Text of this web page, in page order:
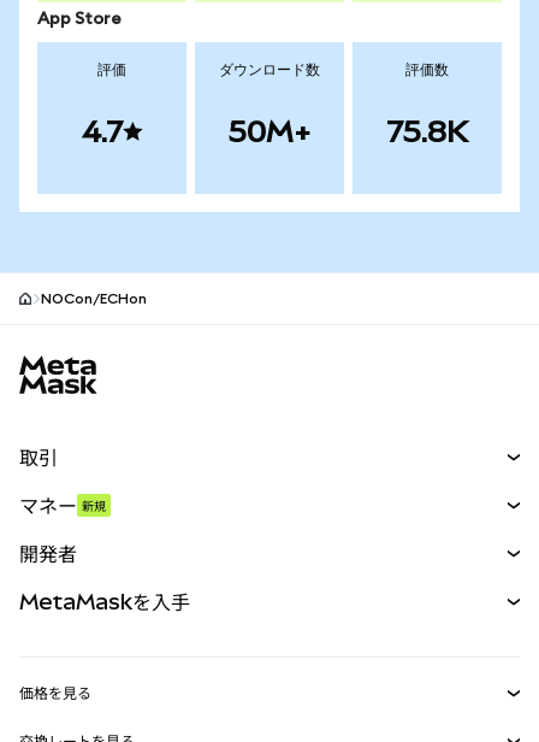
App Store
評価
4.7
ダウンロード数
50M+
評価数
75.8K
NOCon/ECHon
取引
パーペチュアル
RWA
マネー 新規
開発者
MetaMaskを入手
価格を見る